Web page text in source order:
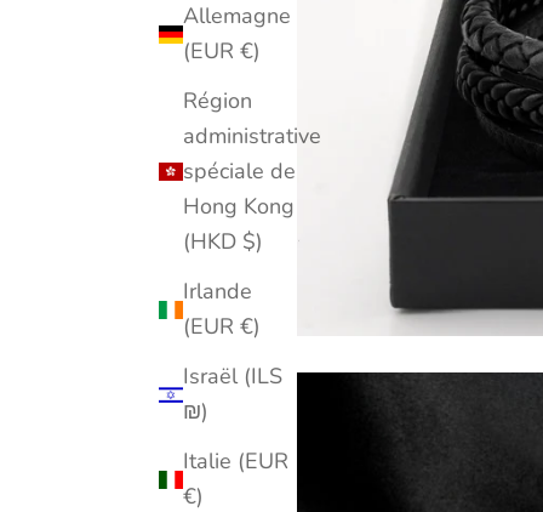
Allemagne
(EUR €)
Région
administrative
spéciale de
Hong Kong
(HKD $)
Irlande
(EUR €)
Israël (ILS
₪)
Italie (EUR
€)